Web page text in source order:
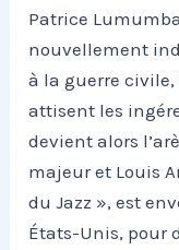
Patrice
nouvellement
à la guerre
attisent les
devient alors
majeur et Louis
du Jazz », est
États-Unis, pour